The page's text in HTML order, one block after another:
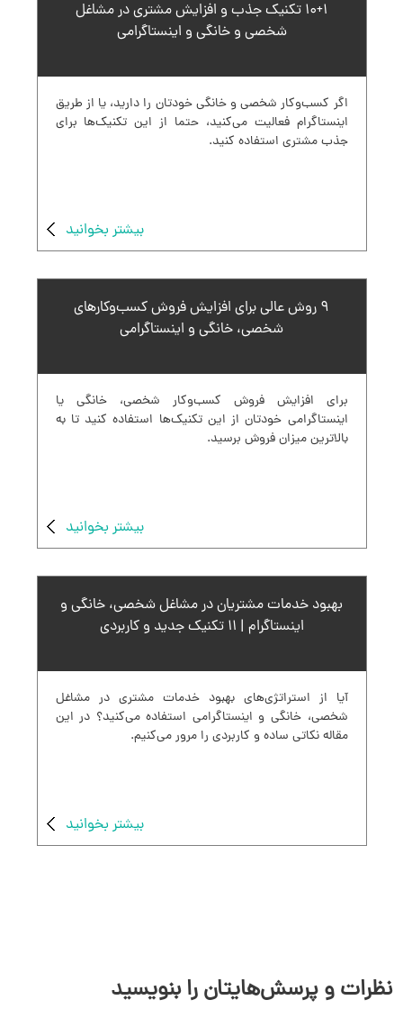
۱۰+۱ تکنیک جذب و افزایش مشتری در مشاغل
شخصی و خانگی و اینستاگرامی
اگر کسب‌وکار شخصی و خانگی خودتان را دارید، یا از طریق
اینستاگرام فعالیت می‌کنید، حتما از این تکنیک‌ها برای
جذب مشتری استفاده کنید.
بیشتر بخوانید
۹ روش عالی برای افزایش فروش کسب‌وکارهای
شخصی، خانگی و اینستاگرامی
برای افزایش فروش کسب‌وکار شخصی، خانگی یا
اینستاگرامی خودتان از این تکنیک‌ها استفاده کنید تا به
بالاترین میزان فروش برسید.
بیشتر بخوانید
بهبود خدمات مشتریان در مشاغل شخصی، خانگی و
اینستاگرام | ۱۱ تکنیک جدید و کاربردی
آیا از استراتژی‌های بهبود خدمات مشتری در مشاغل
شخصی، خانگی و اینستاگرامی استفاده می‌کنید؟ در این
مقاله نکاتی ساده و کاربردی را مرور می‌کنیم.
بیشتر بخوانید
نظرات و پرسش‌هایتان را بنویسید